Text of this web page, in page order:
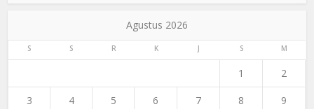
Agustus 2026
S S R K J S M
1 2
3 4 5 6 7 8 9